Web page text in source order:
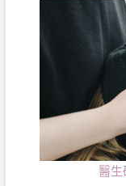
醫生